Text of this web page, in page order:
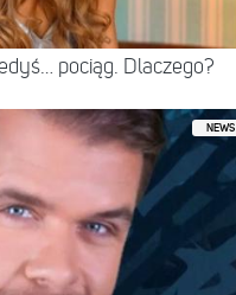
pociąg. Dlaczego?
NEWS